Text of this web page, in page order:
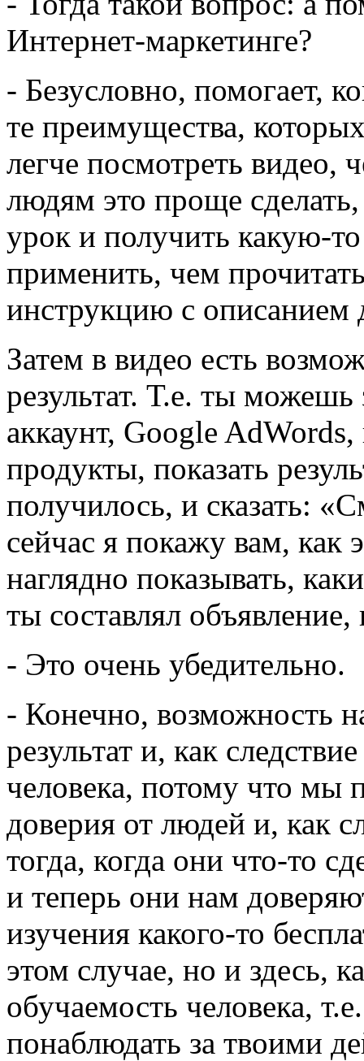
Интернет-маркетинге?
- Безусловно, помогает,
те преимущества,
легче посмотреть видео,
людям это проще
урок и получить какую-
применить, чем
инструкцию с описанием
Затем в видео есть
результат. Т.е. ты
аккаунт, Google
продукты, показать
получилось, и сказать:
сейчас я покажу вам,
наглядно показывать,
ты составлял
- Это очень убедительно.
- Конечно, возможность
результат и, как
человека, потому что мы
доверия от людей и, как
тогда, когда они что-то
и теперь они нам
изучения какого-то
этом случае, но и здесь,
обучаемость человека,
понаблюдать за твоими